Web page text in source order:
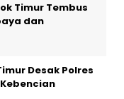
Timur Tembus
dan
Desak Polres